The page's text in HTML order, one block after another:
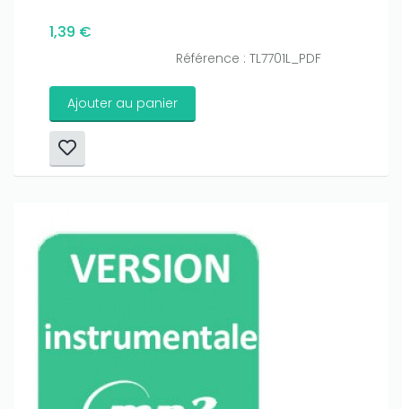
1,39 €
Référence : TL7701L_PDF
Ajouter au panier